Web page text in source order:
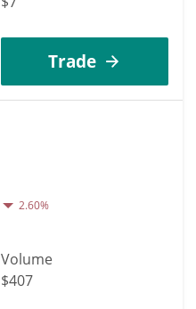
Trade
2.60%
Volume
$407